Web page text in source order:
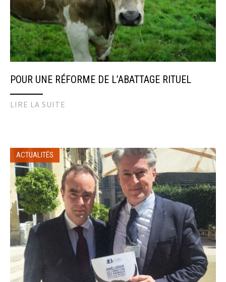
POUR UNE RÉFORME DE L’ABATTAGE RITUEL
LIRE LA SUITE
ACTUALITÉS